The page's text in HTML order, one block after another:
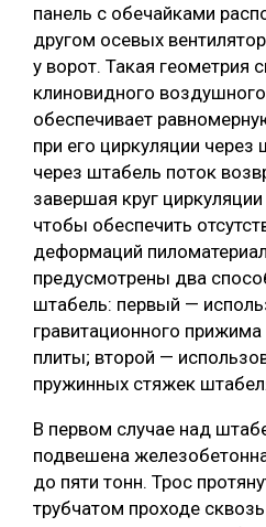
панель с обечайками
другом осевых
у ворот. Такая геометрия
клиновидного
обеспечивает
при его циркуляции
через штабель поток
завершая круг
чтобы обеспечить
деформаций
предусмотрены два
штабель: первый —
гравитационного
плиты; второй —
пружинных стяжек
В первом случае над
подвешена
до пяти тонн. Трос
трубчатом проходе